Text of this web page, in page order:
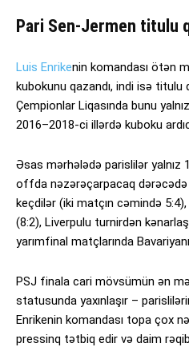
Pari Sen-Jermen titulu
Luis Enrikenin komandası ötən
kubokunu qazandı, indi isə titulu
Çempionlar Liqasında bunu
2016–2018-ci illərdə kuboku
Əsas mərhələdə parislilər
offda nəzərəçarpacaq dərəcədə
keçdilər (iki matçın cəmində
(8:2), Liverpulu turnirdən
yarımfinal matçlarında
PSJ finala cari mövsümün ən
statusunda yaxınlaşır –
Enrikenin komandası topa çox
pressinq tətbiq edir və daim